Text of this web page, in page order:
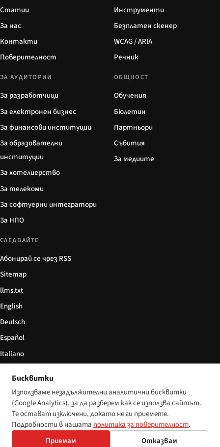
Статии
За нас
Контакти
Поверителност
Инструменти
Безплатен скенер
WCAG / ARIA
Речник
ЗА АУДИТОРИИ
За разработчици
За електронен бизнес
За финансови институции
За образователни
институции
За хотелиерство
За телекоми
За софтуерни интегратори
За НПО
ОБЩНОСТ
Обучения
Бюлетин
Партньори
Събития
За медиите
СЛЕДВАЙТЕ
Абонирай се чрез RSS
Sitemap
llms.txt
English
Deutsch
Español
Italiano
© 2026 Disability World. Всички права запазени. Настройки за бисквитки
DeutschEspañol 简体中文PolskiFrançais
Бисквитки
Използваме незадължителни аналитични бисквитки
(Google Analytics), за да разберем как се използва сайтът.
Те остават изключени, докато не ги приемете.
Подробности в нашата политика за поверителност.
Приемам
Отказвам